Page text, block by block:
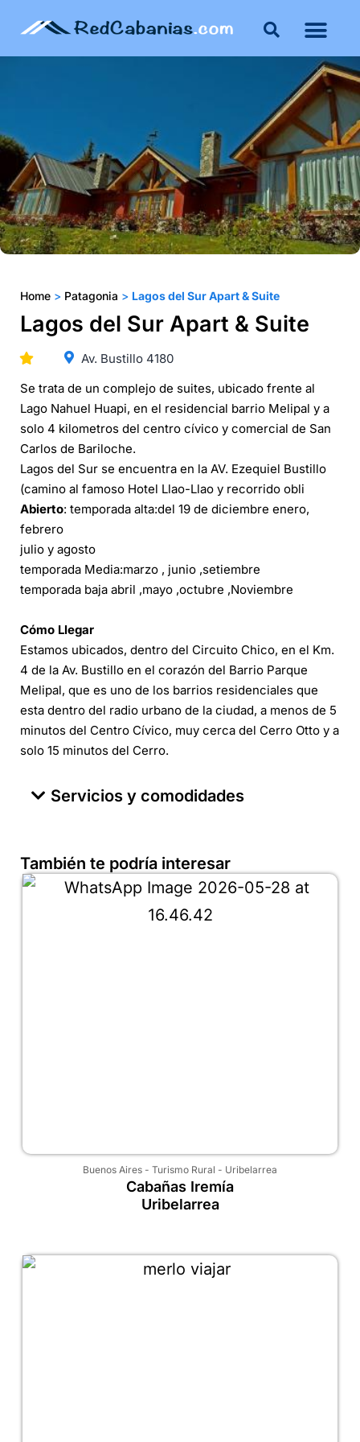
Home > Patagonia > Lagos del Sur Apart & Suite
Lagos del Sur Apart & Suite
Av. Bustillo 4180
Se trata de un complejo de suites, ubicado frente al
Lago Nahuel Huapi, en el residencial barrio Melipal y a
solo 4 kilometros del centro cívico y comercial de San
Carlos de Bariloche.
Lagos del Sur se encuentra en la AV. Ezequiel Bustillo
(camino al famoso Hotel Llao-Llao y recorrido obli
Abierto: temporada alta:del 19 de diciembre enero,
febrero
julio y agosto
temporada Media:marzo , junio ,setiembre
temporada baja abril ,mayo ,octubre ,Noviembre
Cómo Llegar
Estamos ubicados, dentro del Circuito Chico, en el Km.
4 de la Av. Bustillo en el corazón del Barrio Parque
Melipal, que es uno de los barrios residenciales que
esta dentro del radio urbano de la ciudad, a menos de 5
minutos del Centro Cívico, muy cerca del Cerro Otto y a
solo 15 minutos del Cerro.
Servicios y comodidades
También te podría interesar
Buenos Aires - Turismo Rural - Uribelarrea
Cabañas Iremía
Uribelarrea